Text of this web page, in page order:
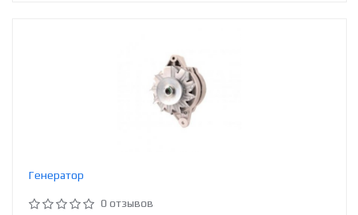
Генератор
0 отзывов